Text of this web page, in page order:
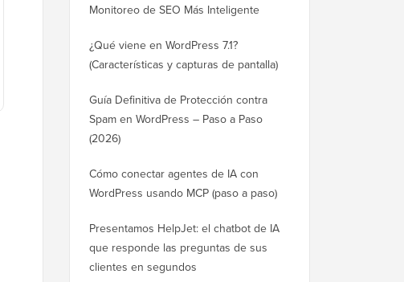
Monitoreo de SEO Más Inteligente
¿Qué viene en WordPress 7.1?
(Características y capturas de pantalla)
Guía Definitiva de Protección contra
Spam en WordPress – Paso a Paso
(2026)
Cómo conectar agentes de IA con
WordPress usando MCP (paso a paso)
Presentamos HelpJet: el chatbot de IA
que responde las preguntas de sus
clientes en segundos